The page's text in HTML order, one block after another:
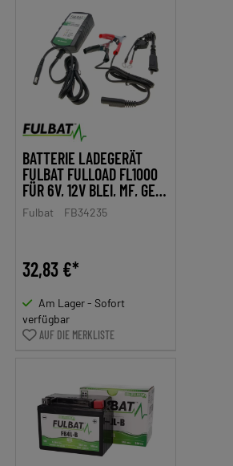
BATTERIE LADEGERÄT
FULBAT FULLOAD FL1000
FÜR 6V, 12V BLEI, MF, GEL,
2-60AH
Fulbat FB34235
32,83 €*
Am Lager - Sofort
verfügbar
AUF DIE MERKLISTE